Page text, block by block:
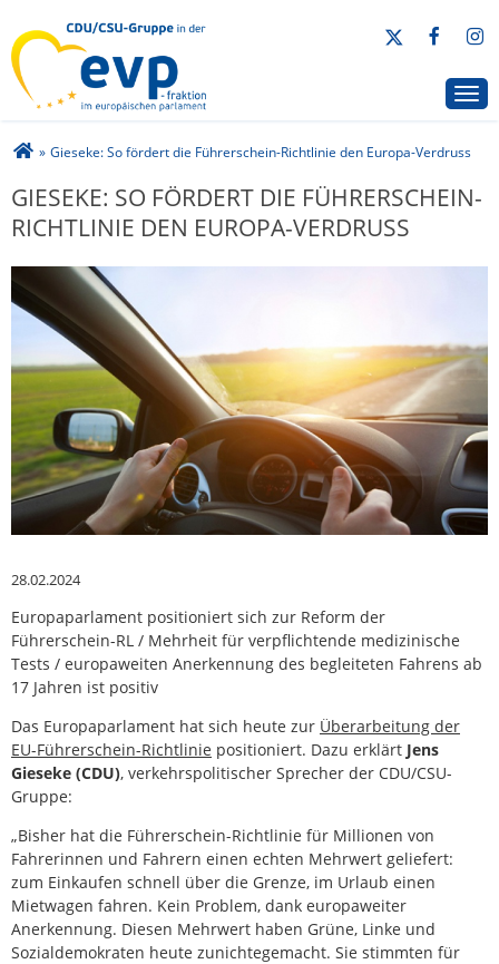
Sie sind hier
» Gieseke: So fördert die Führerschein-Richtlinie den Europa-Verdruss
GIESEKE: SO FÖRDERT DIE FÜHRERSCHEIN-
RICHTLINIE DEN EUROPA-VERDRUSS
28.02.2024
Europaparlament positioniert sich zur Reform der
Führerschein-RL / Mehrheit für verpflichtende medizinische
Tests / europaweiten Anerkennung des begleiteten Fahrens ab
17 Jahren ist positiv
Das Europaparlament hat sich heute zur Überarbeitung der
EU-Führerschein-Richtlinie positioniert. Dazu erklärt Jens
Gieseke (CDU), verkehrspolitischer Sprecher der CDU/CSU-
Gruppe:
„Bisher hat die Führerschein-Richtlinie für Millionen von
Fahrerinnen und Fahrern einen echten Mehrwert geliefert:
zum Einkaufen schnell über die Grenze, im Urlaub einen
Mietwagen fahren. Kein Problem, dank europaweiter
Anerkennung. Diesen Mehrwert haben Grüne, Linke und
Sozialdemokraten heute zunichtegemacht. Sie stimmten für